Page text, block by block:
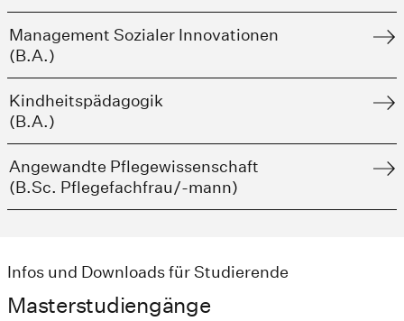
Management Sozialer Innovationen
(B.A.)
Kindheitspädagogik
(B.A.)
Angewandte Pflegewissenschaft
(B.Sc. Pflegefachfrau/-mann)
Infos und Downloads für Studierende
Masterstudiengänge